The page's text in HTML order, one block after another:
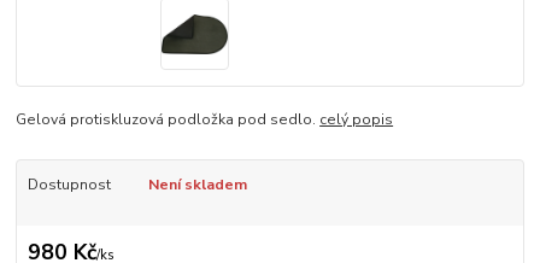
Gelová protiskluzová podložka pod sedlo. celý popis
Dostupnost Není skladem
980 Kč/ks